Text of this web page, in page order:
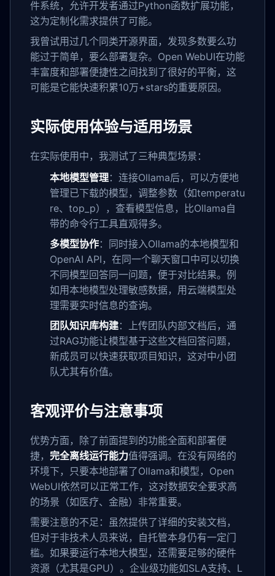
件系统，允许开发者通过Python函数扩展功能，
这为定制化需求提供了可能。
我曾试用过几个同类开源界面，发现多数要么功
能过于简单，要么部署复杂。Open WebUI在功能
丰富度和部署便捷性之间找到了很好的平衡，这
可能是它能快速积累10万+stars的重要原因。
实际使用体验与适用场景
在实际使用中，我测试了三种典型场景：
本地模型管理：连接Ollama后，可以方便地
管理已下载的模型，调整参数（如temperatu
re、top_p），查看模型信息，比Ollama自
带的命令行工具直观得多。
多模型协作：同时接入Ollama的本地模型和
OpenAI API，在同一个聊天窗口中可以切换
不同模型回答同一问题，便于对比结果。例
如用本地模型处理敏感数据，用云端模型处
理需要实时信息的查询。
团队知识库构建：上传团队内部文档后，通
过RAG功能让模型基于这些文档回答问题，
新成员可以快速获取项目知识，这对中小团
队尤其有价值。
客观评价与注意事项
优势方面，除了前面提到的功能全面和部署便
捷， 完全离线运行能力值得强调。在没有网络的
环境下，只要本地部署了Ollama和模型，Open
WebUI依然可以正常工作，这对数据安全要求高
的场景（如医疗、金融）非常重要。
需要注意的不足：虽然提供了详细的安装文档，
但对于非技术人员来说，自托管本身仍有一定门
槛。如果要运行本地大模型，还需要足够的硬件
资源（尤其是GPU）。企业级功能如SLA支持、L